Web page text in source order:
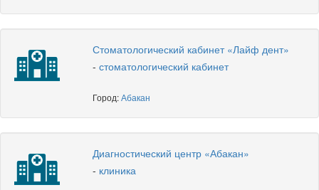
Стоматологический кабинет «Лайф дент»
- стоматологический кабинет
Город:Абакан
Диагностический центр «Абакан»
- клиника